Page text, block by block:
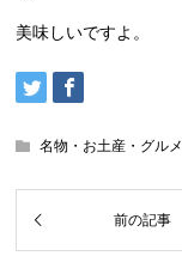
美味しいですよ。
名物・お土産・グルメ